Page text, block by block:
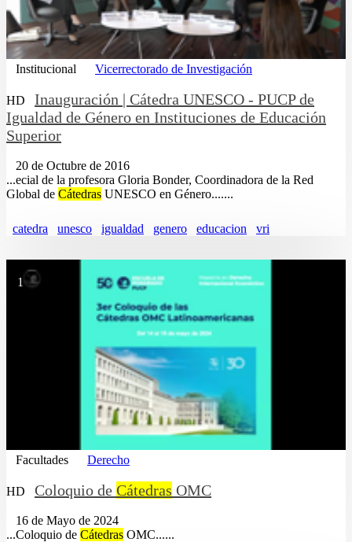
Institucional Vicerrectorado de Investigación
HD
Inauguración | Cátedra UNESCO - PUCP de
Igualdad de Género en Instituciones de Educación
Superior
20 de Octubre de 2016
...ecial de la profesora Gloria Bonder, Coordinadora de la Red
Global de Cátedras UNESCO en Género.......
catedra unesco igualdad genero educacion vri
1
Facultades Derecho
HD Coloquio de Cátedras OMC
16 de Mayo de 2024
...Coloquio de Cátedras OMC......